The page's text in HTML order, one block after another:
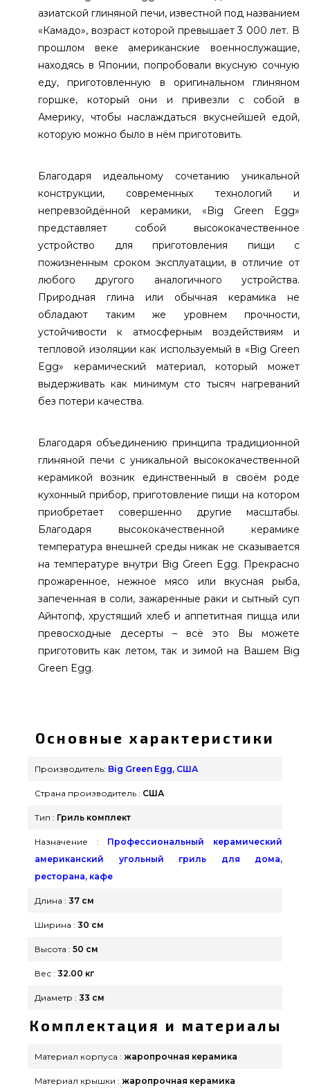
азиатской глиняной печи, известной под названием
«Камадо», возраст которой превышает 3 000 лет. В
прошлом веке американские военнослужащие,
находясь в Японии, попробовали вкусную сочную
еду, приготовленную в оригинальном глиняном
горшке, который они и привезли с собой в
Америку, чтобы наслаждаться вкуснейшей едой,
которую можно было в нём приготовить.
Благодаря идеальному сочетанию уникальной
конструкции, современных технологий и
непревзойдённой керамики, «Big Green Egg»
представляет собой высококачественное
устройство для приготовления пищи с
пожизненным сроком эксплуатации, в отличие от
любого другого аналогичного устройства.
Природная глина или обычная керамика не
обладают таким же уровнем прочности,
устойчивости к атмосферным воздействиям и
тепловой изоляции как используемый в «Big Green
Egg» керамический материал, который может
выдерживать как минимум сто тысяч нагреваний
без потери качества.
Благодаря объединению принципа традиционной
глиняной печи с уникальной высококачественной
керамикой возник единственный в своём роде
кухонный прибор, приготовление пищи на котором
приобретает совершенно другие масштабы.
Благодаря высококачественной керамике
температура внешней среды никак не сказывается
на температуре внутри Big Green Egg. Прекрасно
прожаренное, нежное мясо или вкусная рыба,
запеченная в соли, зажаренные раки и сытный суп
Айнтопф, хрустящий хлеб и аппетитная пицца или
превосходные десерты – всё это Вы можете
приготовить как летом, так и зимой на Вашем Big
Green Egg.
подобрать и приобрести от известного бренда
Big Green Egg, США по актуальной цене всего
102 400 грн. в каталоге интернет магазина
покупайте также Керамические - камадо грили в
онлайн магазине grillpoint.com.ua Напишите
Основные характеристики
Производитель: Big Green Egg, США
Страна производитель : США
Тип : Гриль комплект
Назначение :
Профессиональный керамический
американский угольный гриль для дома,
ресторана, кафе
Длина : 37 см
Ширина : 30 см
Высота : 50 см
Вес : 32.00 кг
Диаметр : 33 см
Комплектация и материалы
Материал корпуса : жаропрочная керамика
Материал крышки : жаропрочная керамика